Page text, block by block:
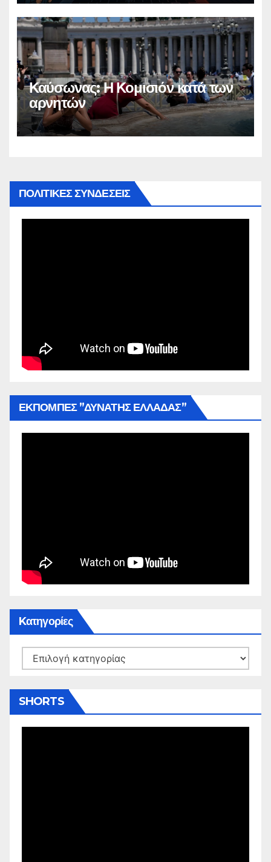
Καύσωνας: Η Κομισιόν κατά των
αρνητών
ΠΟΛΙΤΙΚΕΣ ΣΥΝΔΕΣΕΙΣ
ΕΚΠΟΜΠΕΣ ”ΔΥΝΑΤΗΣ ΕΛΛΑΔΑΣ”
Kατηγορίες
Kατηγορίες
SHORTS